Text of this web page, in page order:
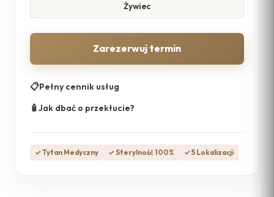
Żywiec
Zarezerwuj termin
📋Pełny cennik usług
🧴Jak dbać o przekłucie?
✓ Tytan Medyczny ✓ Sterylność 100% ✓ 5 Lokalizacji